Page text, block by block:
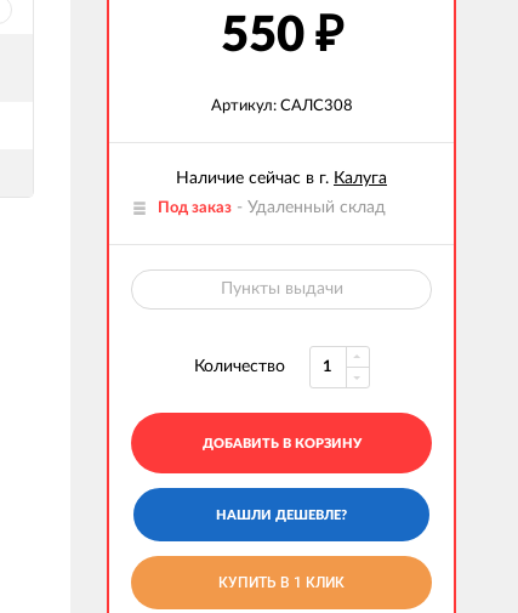
550 ₽
Артикул: САЛС308
Наличие сейчас в г. Калуга
Под заказ - Удаленный склад
Пункты выдачи
Количество
ДОБАВИТЬ В КОРЗИНУ
КУПИТЬ В 1 КЛИК